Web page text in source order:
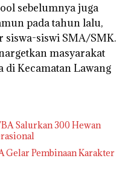
sebelumnya juga
pada tahun lalu,
siswa-siswi SMA/SMK.
masyarakat
Kecamatan Lawang
Salurkan 300 Hewan
Gelar Pembinaan Karakter